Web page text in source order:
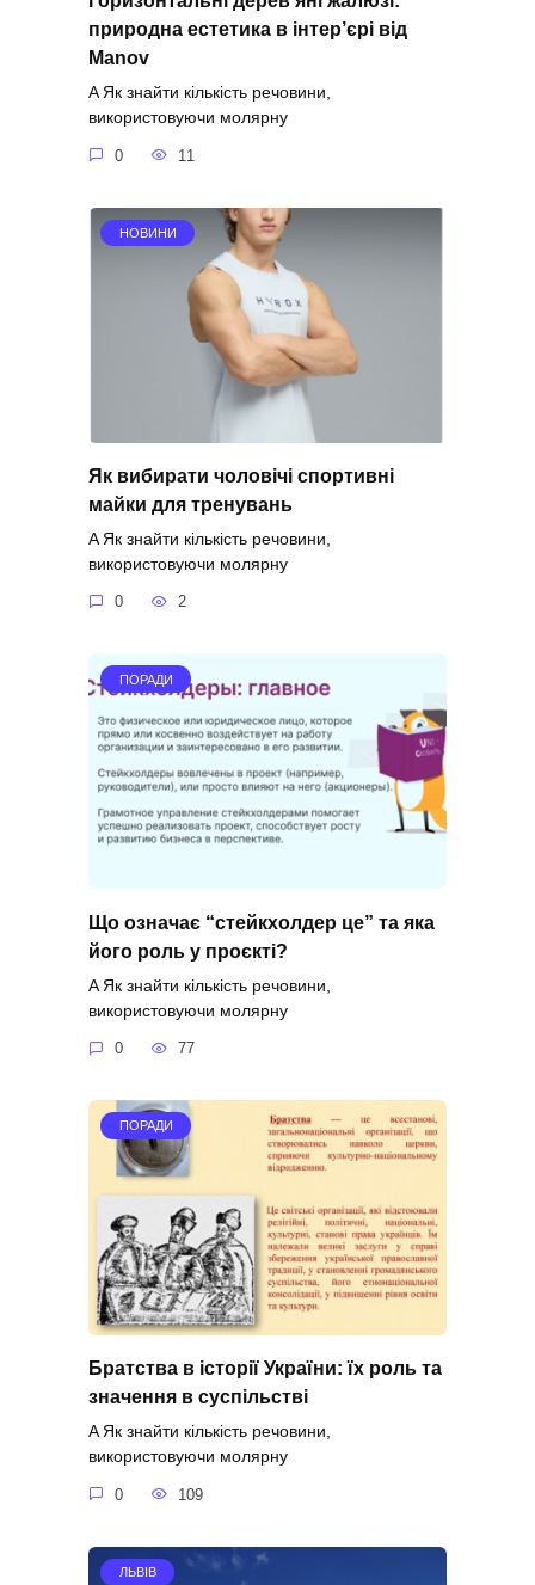
природна естетика в інтер’єрі від
Manov
A Як знайти кількість речовини,
використовуючи молярну
0 11
НОВИНИ
Як вибирати чоловічі спортивні
майки для тренувань
A Як знайти кількість речовини,
використовуючи молярну
0 2
ПОРАДИ
Що означає “стейкхолдер це” та яка
його роль у проєкті?
A Як знайти кількість речовини,
використовуючи молярну
0 77
ПОРАДИ
Братства в історії України: їх роль та
значення в суспільстві
A Як знайти кількість речовини,
використовуючи молярну
0 109
ЛЬВІВ